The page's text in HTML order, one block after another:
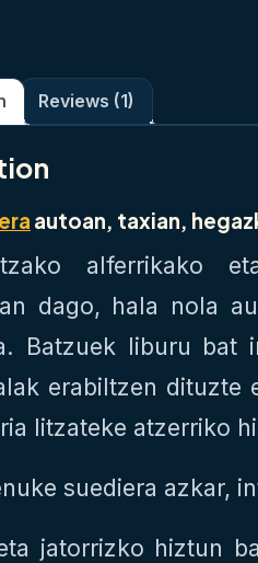
Reviews (1)
autoan, taxian,
alferrikako
dago, hala nola
Batzuek liburu bat
erabiltzen dituzte
litzateke atzerriko
suediera azkar,
jatorrizko hiztun